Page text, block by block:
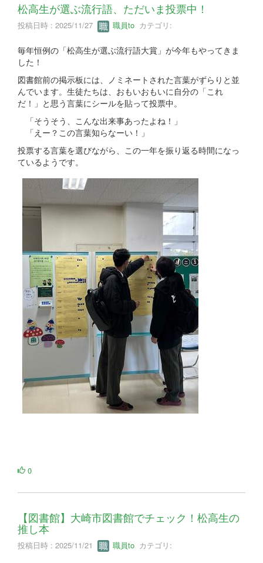
松高生が選ぶ流行語、ただいま投票中！
投稿日時 : 2025/11/27 職員to カテゴリ:
毎年恒例の「松高生が選ぶ流行語大賞」が今年もやってきま
した！
図書館前の掲示板には、ノミネートされた言葉がずらりと並
んでいます。生徒たちは、おもいおもいに自分の「これ
だ！」と思う言葉にシールを貼って投票中。
「そうそう、こんな出来事あったよね！」
「えー？この言葉知らなーい！」
投票する言葉を選びながら、この一年を振り返る時間になっ
ているようです。
0
【図書館】大崎市図書館でチェック！松高生の
推し本
投稿日時 : 2025/11/21 職員to カテゴリ: